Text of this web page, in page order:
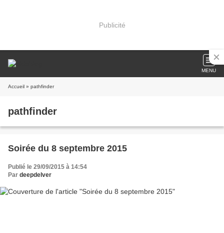
Publicité
MENU
Accueil » pathfinder
pathfinder
Soirée du 8 septembre 2015
Publié le 29/09/2015 à 14:54
Par deepdelver